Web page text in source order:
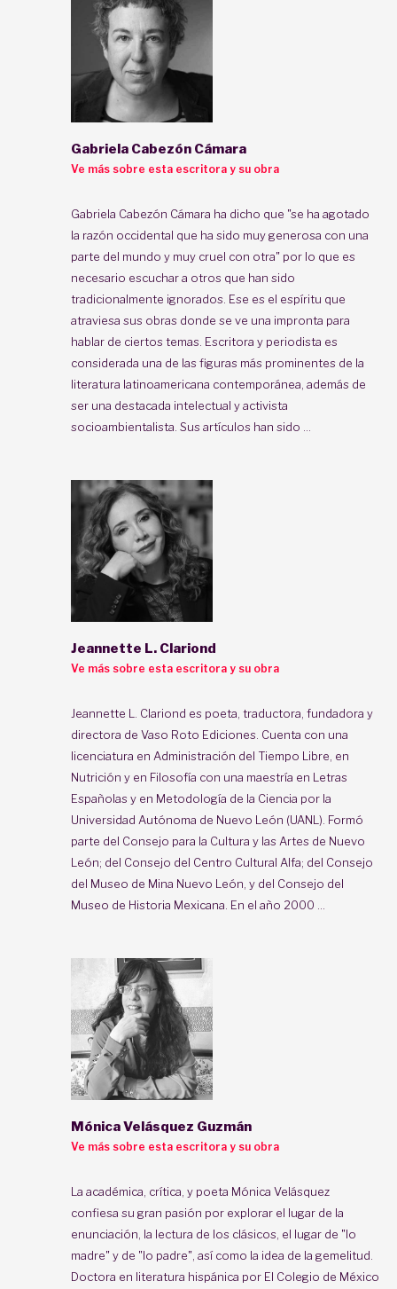
Gabriela Cabezón Cámara
Ve más sobre esta escritora y su obra
Gabriela Cabezón Cámara ha dicho que "se ha agotado
la razón occidental que ha sido muy generosa con una
parte del mundo y muy cruel con otra" por lo que es
necesario escuchar a otros que han sido
tradicionalmente ignorados. Ese es el espíritu que
atraviesa sus obras donde se ve una impronta para
hablar de ciertos temas. Escritora y periodista es
considerada una de las figuras más prominentes de la
literatura latinoamericana contemporánea, además de
ser una destacada intelectual y activista
socioambientalista. Sus artículos han sido ...
Jeannette L. Clariond
Ve más sobre esta escritora y su obra
Jeannette L. Clariond es poeta, traductora, fundadora y
directora de Vaso Roto Ediciones. Cuenta con una
licenciatura en Administración del Tiempo Libre, en
Nutrición y en Filosofía con una maestría en Letras
Españolas y en Metodología de la Ciencia por la
Universidad Autónoma de Nuevo León (UANL). Formó
parte del Consejo para la Cultura y las Artes de Nuevo
León; del Consejo del Centro Cultural Alfa; del Consejo
del Museo de Mina Nuevo León, y del Consejo del
Museo de Historia Mexicana. En el año 2000 ...
Mónica Velásquez Guzmán
Ve más sobre esta escritora y su obra
La académica, crítica, y poeta Mónica Velásquez
confiesa su gran pasión por explorar el lugar de la
enunciación, la lectura de los clásicos, el lugar de "lo
madre" y de "lo padre", así como la idea de la gemelitud.
Doctora en literatura hispánica por El Colegio de México